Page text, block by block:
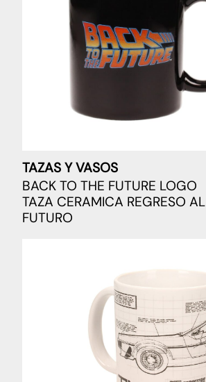
TAZAS Y VASOS
BACK TO THE FUTURE LOGO
TAZA CERAMICA REGRESO AL
FUTURO